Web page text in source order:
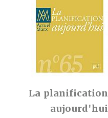
La planification
aujourd'hui